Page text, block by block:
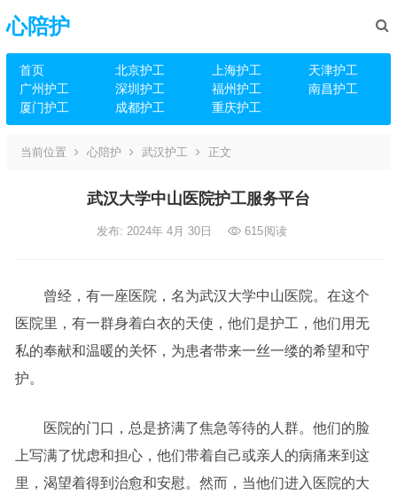
心陪护
首页 北京护工 上海护工
天津护工
广州护工
深圳护工 福州护工
南昌护工
厦门护工
成都护工 重庆护工
当前位置 心陪护 武汉护工 正文
武汉大学中山医院护工服务平台
发布: 2024年 4月 30日 615阅读
曾经，有一座医院，名为武汉大学中山医院。在这个
医院里，有一群身着白衣的天使，他们是护工，他们用无
私的奉献和温暖的关怀，为患者带来一丝一缕的希望和守
护。
医院的门口，总是挤满了焦急等待的人群。他们的脸
上写满了忧虑和担心，他们带着自己或亲人的病痛来到这
里，渴望着得到治愈和安慰。然而，当他们进入医院的大